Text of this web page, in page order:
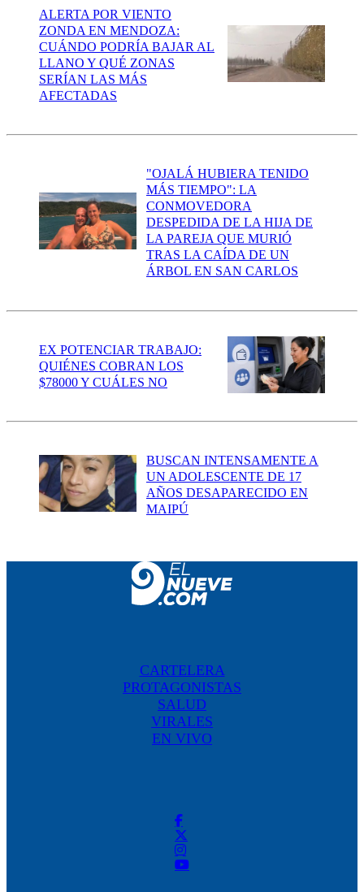
ALERTA POR VIENTO
ZONDA EN MENDOZA:
CUÁNDO PODRÍA BAJAR AL
LLANO Y QUÉ ZONAS
SERÍAN LAS MÁS
AFECTADAS
"OJALÁ HUBIERA TENIDO
MÁS TIEMPO": LA
CONMOVEDORA
DESPEDIDA DE LA HIJA DE
LA PAREJA QUE MURIÓ
TRAS LA CAÍDA DE UN
ÁRBOL EN SAN CARLOS
EX POTENCIAR TRABAJO:
QUIÉNES COBRAN LOS
$78000 Y CUÁLES NO
BUSCAN INTENSAMENTE A
UN ADOLESCENTE DE 17
AÑOS DESAPARECIDO EN
MAIPÚ
CARTELERA
PROTAGONISTAS
SALUD
VIRALES
EN VIVO